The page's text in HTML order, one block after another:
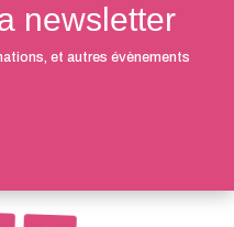
newsletter
et autres évènements